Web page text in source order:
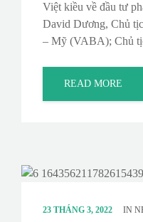
Việt kiều về đầu tư
David Dương, Chủ
– Mỹ (VABA); Chủ
READ MORE
23 THÁNG 3, 2022 IN